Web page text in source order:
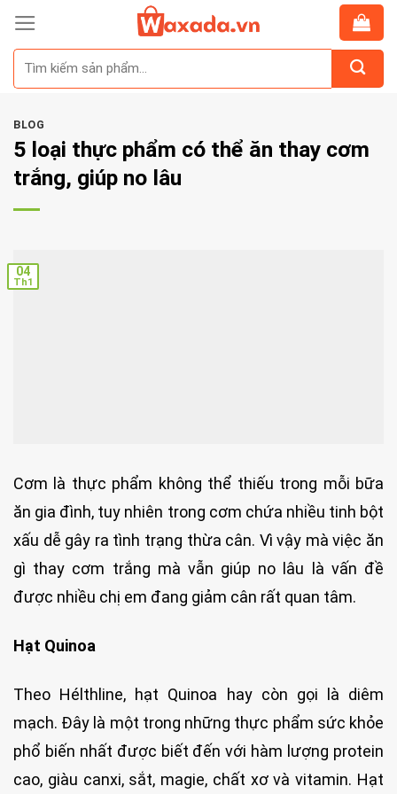
Skip
content
BLOG
5 loại thực phẩm có thể ăn thay cơm
trắng, giúp no lâu
04
Th1
Cơm là thực phẩm không thể thiếu trong mỗi bữa
ăn gia đình, tuy nhiên trong cơm chứa nhiều tinh bột
xấu dễ gây ra tình trạng thừa cân. Vì vậy mà việc ăn
gì thay cơm trắng mà vẫn giúp no lâu là vấn đề
được nhiều chị em đang giảm cân rất quan tâm.
Hạt Quinoa
Theo Hélthline, hạt Quinoa hay còn gọi là diêm
mạch. Đây là một trong những thực phẩm sức khỏe
phổ biến nhất được biết đến với hàm lượng protein
cao, giàu canxi, sắt, magie, chất xơ và vitamin. Hạt